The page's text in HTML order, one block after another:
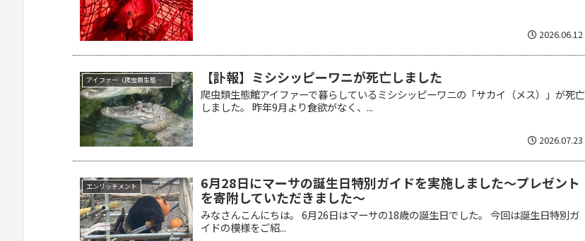
2026.06.12
アイファー（爬虫類生態館） 【訃報】ミシシッピーワニが死亡しました
爬虫類生態館アイファーで暮らしているミシシッピーワニの「サカイ（メス）」が死亡
しました。 昨年9月より食欲がなく、...
2026.07.23
エンリッチメント
6月28日にマーサの誕生日特別ガイドを実施しました～プレゼント
を寄附していただきました～
みなさんこんにちは。 6月26日はマーサの18歳の誕生日でした。 今回は誕生日特別ガ
イドの模様をご紹...